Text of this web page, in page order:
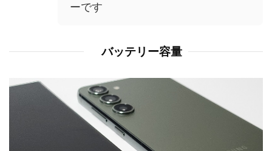
ーです
バッテリー容量